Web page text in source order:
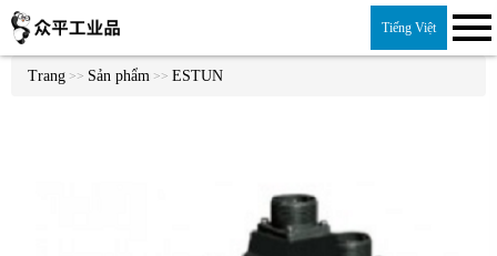
Tiếng Việt
Trang >> Sản phẩm >> ESTUN